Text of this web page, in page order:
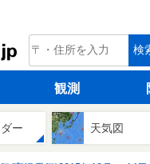
tenki.jp 検
観測
ー 天気図